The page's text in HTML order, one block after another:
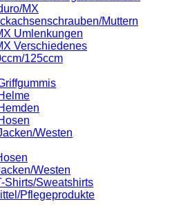
MX
Muttern
Umlenkungen
Verschiedenes
125ccm
Westen
Westen
Shirts/Sweatshirts
Pflegeprodukte